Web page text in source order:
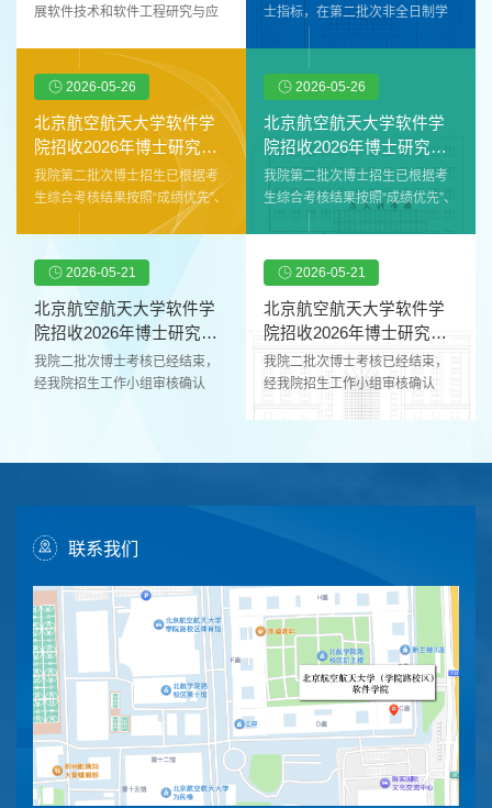
展软件技术和软件工程研究与应
立于2002年，入选首批37所国家
示范性软件学院，首批33所国家
特色化示范性软件学院，首批软
件工程国家一级本科专业建设
点，是北航软件工程学科的重要
支撑力量。北航软件工程学科是
全国A+学科，入选全国“双一流学
科”建设名单。学院聚焦国家软件
主战场，确立以智能软件工程、
软件方法与环境为代表性方向探
索...
士指标，在第二批次非全日制学
习方式博士拟录取结果的基础
月1日至2026年6月12日。公示期
间，如对公示内容有异议，请与
我院联系，联系电话：010-
82339380。电子邮箱：
softzhaosheng@buaa.edu.cn。
表1 拟录取结果序号姓名加密身
份证号加密是否拟录取拟录取专
业代码拟录取专业名称拟录取学
师1梁*成440*4414是085405软
件工程非全日制定向杨任
2026-05-26
北京航空航天大学软件学
院招收2026年博士研究生
拟录取结果(第...
我院第二批次博士招生已根据考
生综合考核结果按照“成绩优先”、
“双向选择”的原则组织完成师生双
究生招生信息网（网址
http://yz.chsi.com.cn）完成系统
报名、支付报名考试费并提交了
系统生成的报名信息表。经我院
招生工作小组审核确认后，现将
该批次拟录取结果予以公示（详
我院联系，联系电话：010-
2026-05-26
北京航空航天大学软件学
院招收2026年博士研究生
拟录取结果(第...
我院第二批次博士招生已根据考
生综合考核结果按照“成绩优先”、
究生招生信息网（网址
http://yz.chsi.com.cn）完成系统
报名、支付报名考试费并提交了
系统生成的报名信息表。经我院
招生工作小组审核确认后，现将
该批次拟录取结果予以公示（详
见下表），公示期为2026年5月
26日至2026年6月8日。公示期
我院联系，联系电话：010-
2026-05-21
北京航空航天大学软件学
院招收2026年博士研究生
综合考核结果(...
我院二批次博士考核已经结束，
经我院招生工作小组审核确认
softzhaosheng@buaa.edu.cn。
特别提示：学院将在各导师招生
示，并根据考生综合考核结果按
照“成绩优先”、“双向选择”的原则
组织师生双选。公示拟录取名
单。 ...
2026-05-21
北京航空航天大学软件学
院招收2026年博士研究生
综合考核结果(...
我院二批次博士考核已经结束，
经我院招生工作小组审核确认
后，现将该批次考核结果予以公
示，并根据考生综合考核结果按
照“成绩优先”、“双向选择”的原则
组织师生双选。公示拟录取名
单。 ...
联系我们